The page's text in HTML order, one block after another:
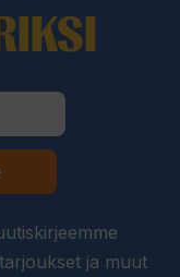
ja muut